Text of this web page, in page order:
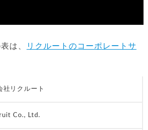
は、
リクルートのコーポレートサ
社リクルート
Co., Ltd.